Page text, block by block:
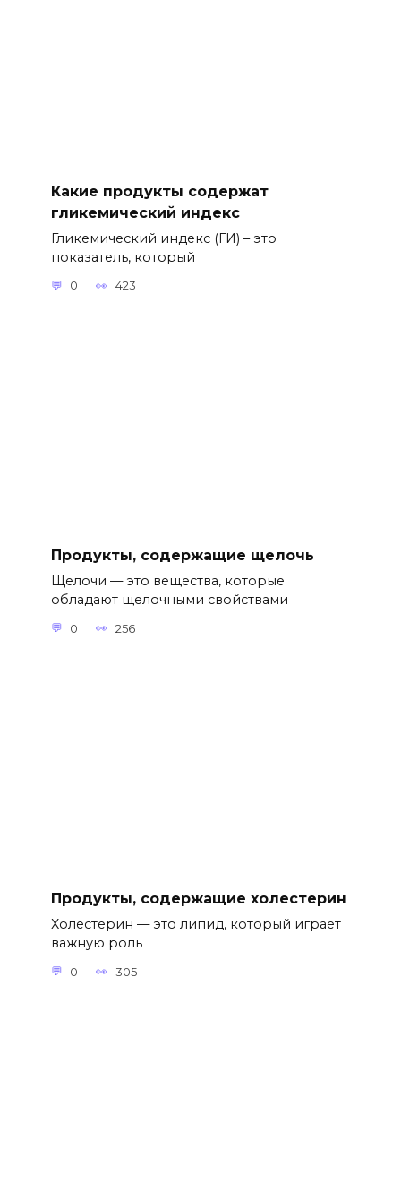
Какие продукты содержат
гликемический индекс
Гликемический индекс (ГИ) – это
показатель, который
0 423
Продукты, содержащие щелочь
Щелочи — это вещества, которые
обладают щелочными свойствами
0 256
Продукты, содержащие холестерин
Холестерин — это липид, который играет
важную роль
0 305